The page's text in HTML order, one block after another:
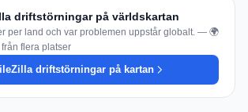
driftstörningar på världskartan
per land och var problemen uppstår globalt. — 🌍
flera platser
driftstörningar på kartan